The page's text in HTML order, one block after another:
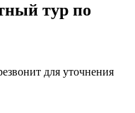
тур по
для уточнения